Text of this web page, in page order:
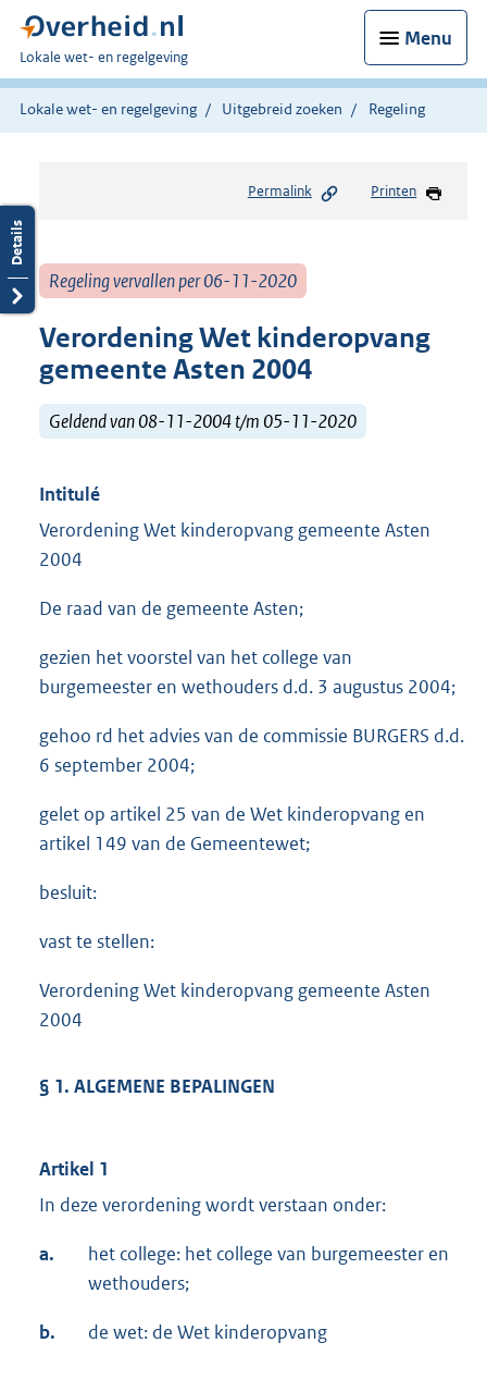
Menu
U
bent
hier:
Lokale wet- en regelgeving
Lokale wet- en regelgeving Uitgebreid zoeken Regeling
Permalink Printen
Regeling vervallen per 06-11-2020
Verordening Wet kinderopvang
gemeente Asten 2004
Geldend van 08-11-2004 t/m 05-11-2020
Intitulé
Verordening Wet kinderopvang gemeente Asten
2004
De raad van de gemeente Asten;
gezien het voorstel van het college van
burgemeester en wethouders d.d. 3 augustus 2004;
gehoo rd het advies van de commissie BURGERS d.d.
6 september 2004;
gelet op artikel 25 van de Wet kinderopvang en
artikel 149 van de Gemeentewet;
besluit:
vast te stellen:
Verordening Wet kinderopvang gemeente Asten
2004
§ 1. ALGEMENE BEPALINGEN
Artikel 1
In deze verordening wordt verstaan onder:
a.
het college: het college van burgemeester en
wethouders;
b. de wet: de Wet kinderopvang